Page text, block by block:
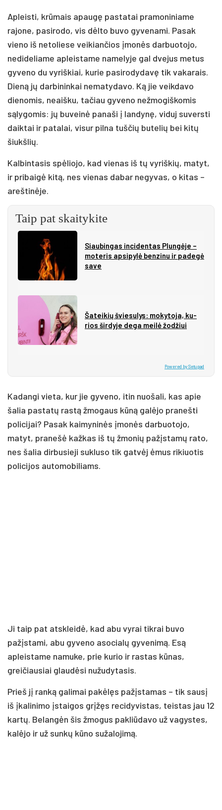
Apleisti, krūmais apaugę pastatai pramoniniame
rajone, pasirodo, vis dėlto buvo gyvenami. Pasak
vieno iš netoliese veikiančios įmonės darbuotojo,
nedideliame apleistame namelyje gal dvejus metus
gyveno du vyriškiai, kurie pasirodydavę tik vakarais.
Dieną jų darbininkai nematydavo. Ką jie veikdavo
dienomis, neaišku, tačiau gyveno nežmogiškomis
sąlygomis: jų buveinė panaši į landynę, viduj suversti
daiktai ir patalai, visur pilna tuščių butelių bei kitų
šiukšlių.
Kalbintasis spėliojo, kad vienas iš tų vyriškių, matyt,
ir pribaigė kitą, nes vienas dabar negyvas, o kitas –
areštinėje.
Taip pat skaitykite
Siau­bin­gas in­ci­den­tas Plun­gė­je –
mo­te­ris ap­si­py­lė ben­zi­nu ir pa­de­gė
sa­ve
Ša­tei­kių švie­su­lys: mo­ky­to­ja, ku­
rios šir­dy­je de­ga mei­lė žo­džiui
Powered by Setupad
Kadangi vieta, kur jie gyveno, itin nuošali, kas apie
šalia pastatų rastą žmogaus kūną galėjo pranešti
policijai? Pasak kaimyninės įmonės darbuotojo,
matyt, pranešė kažkas iš tų žmonių pažįstamų rato,
nes šalia dirbusieji sukluso tik gatvėj ėmus rikiuotis
policijos automobiliams.
Ji taip pat atskleidė, kad abu vyrai tikrai buvo
pažįstami, abu gyveno asocialų gyvenimą. Esą
apleistame namuke, prie kurio ir rastas kūnas,
greičiausiai glaudėsi nužudytasis.
Prieš jį ranką galimai pakėlęs pažįstamas – tik sausį
iš įkalinimo įstaigos grįžęs recidyvistas, teistas jau 12
kartų. Belangėn šis žmogus pakliūdavo už vagystes,
kalėjo ir už sunkų kūno sužalojimą.